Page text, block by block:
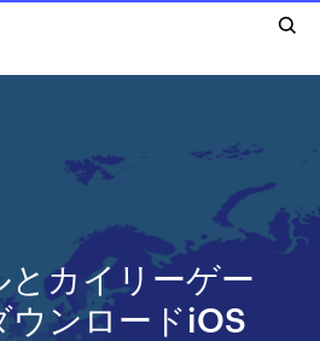
カイリーゲー
ウンロードiOS